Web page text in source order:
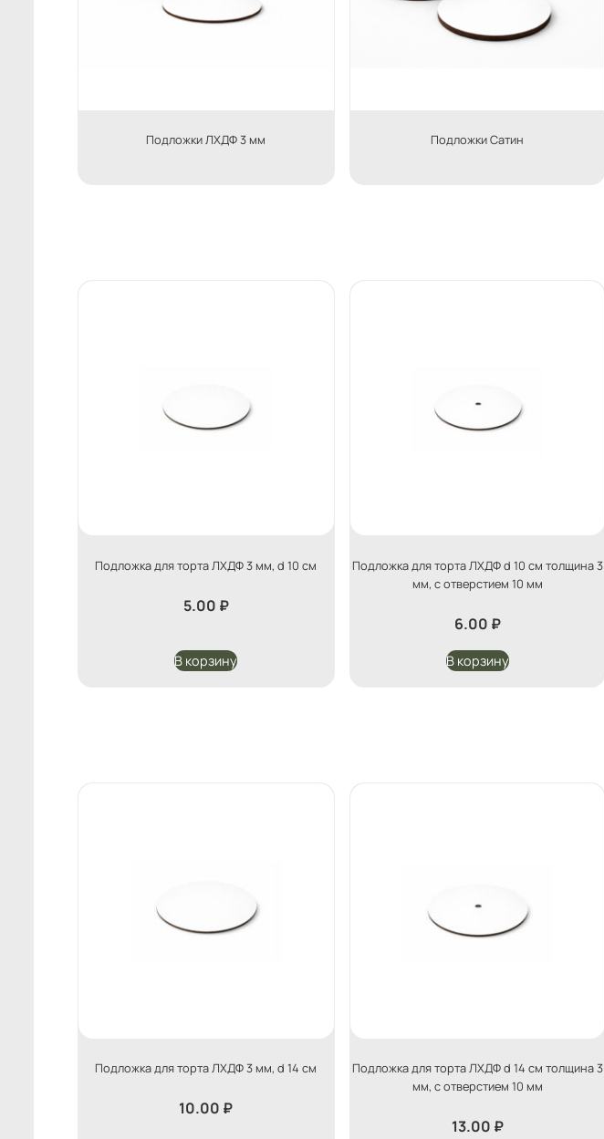
Подложки ЛХДФ 3 мм Подложки Cатин
Подложка для торта ЛХДФ 3 мм, d 10 см
5.00 ₽
В корзину
Подложка для торта ЛХДФ d 10 см толщина 3
мм, с отверстием 10 мм
6.00 ₽
В корзину
Подложка для торта ЛХДФ 3 мм, d 14 см
10.00 ₽
Подложка для торта ЛХДФ d 14 см толщина 3
мм, с отверстием 10 мм
13.00 ₽